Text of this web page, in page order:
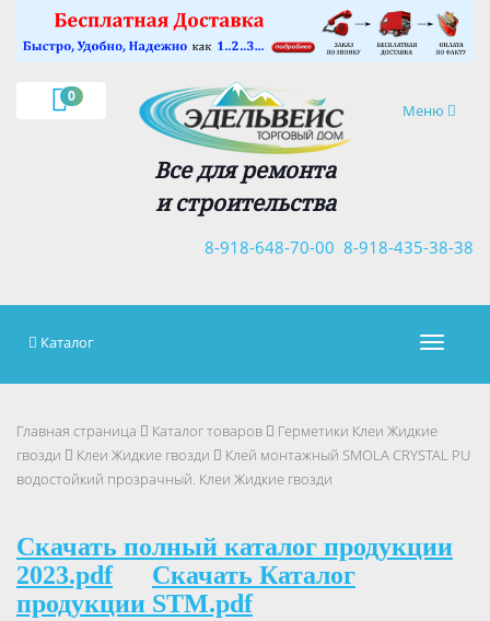
0
Навигация
Меню
Все для ремонта
и строительства
8-918-435-38-38
8-918-648-70-00
×
Каталог
Главная страница Каталог товаров
Герметики Клеи Жидкие
гвозди
Клеи Жидкие гвозди
Клей монтажный SMOLA CRYSTAL PU
водостойкий прозрачный. Клеи Жидкие гвозди
Скачать полный каталог продукции
2023.pdf
Скачать Каталог
продукции STM.pdf